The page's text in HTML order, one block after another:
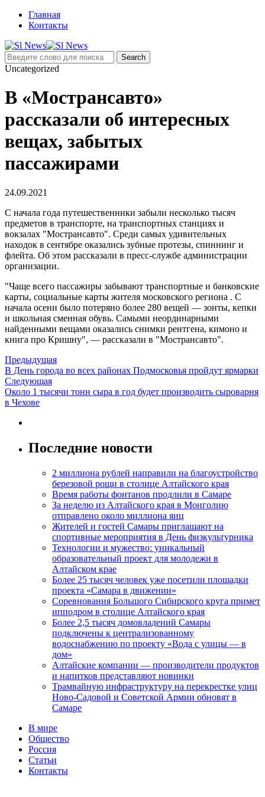
Главная
Контакты
Uncategorized
В «Мострансавто»
рассказали об интересных
вещах, забытых
пассажирами
24.09.2021
С начала года путешественники забыли несколько тысяч
предметов в транспорте, на транспортных станциях и
вокзалах "Мострансавто". Среди самых удивительных
находок в сентябре оказались зубные протезы, спиннинг и
флейта. Об этом рассказали в пресс-службе администрации
организации.
"Чаще всего пассажиры забывают транспортные и банковские
карты, социальные карты жителя московского региона . С
начала осени было потеряно более 280 вещей — зонты, кепки
и школьная сменная обувь. Самыми неординарными
найденными вещами оказались снимки рентгена, кимоно и
книга про Кришну", — рассказали в "Мострансавто".
Предыдущая
В День города во всех районах Подмосковья пройдут ярмарки
Следующая
Около 1 тысячи тонн сыра в год будет производить сыроварня
в Чехове
Последние новости
2 миллиона рублей направили на благоустройство
березовой рощи в столице Алтайского края
Время работы фонтанов продлили в Самаре
За неделю из Алтайского края в Монголию
отправлено около миллиона яиц
Жителей и гостей Самары приглашают на
спортивные мероприятия в День физкультурника
Технологии и мужество: уникальный
образовательный проект для молодежи в
Алтайском крае
Более 25 тысяч человек уже посетили площадки
проекта «Самара в движении»
Соревнования Большого Сибирского круга примет
ипподром в столице Алтайского края
Более 2,5 тысяч домовладений Самары
подключены к централизованному
водоснабжению по проекту «Вода с улицы — в
дом»
Алтайские компании — производители продуктов
и напитков представляют новинки
Трамвайную инфраструктуру на перекрестке улиц
Ново-Садовой и Советской Армии обновят в
Самаре
В мире
Общество
Россия
Статьи
Контакты